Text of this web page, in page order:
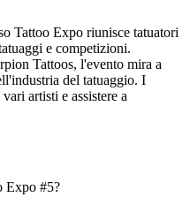
Tattoo Expo riunisce tatuatori
e competizioni.
Tattoos, l'evento mira a
del tatuaggio. I
artisti e assistere a
Expo #5?